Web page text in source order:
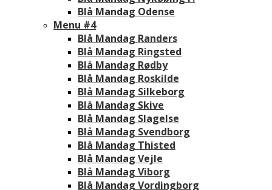
Blå Mandag Odense
Menu #4
Blå Mandag Randers
Blå Mandag Ringsted
Blå Mandag Rødby
Blå Mandag Roskilde
Blå Mandag Silkeborg
Blå Mandag Skive
Blå Mandag Slagelse
Blå Mandag Svendborg
Blå Mandag Thisted
Blå Mandag Vejle
Blå Mandag Viborg
Blå Mandag Vordingborg